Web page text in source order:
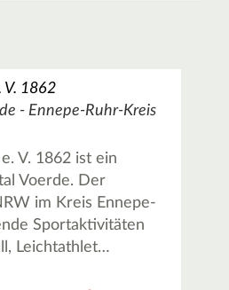
V. 1862
- Ennepe-Ruhr-Kreis
V. 1862 ist ein
Voerde. Der
im Kreis Ennepe-
Sportaktivitäten
Leichtathlet…